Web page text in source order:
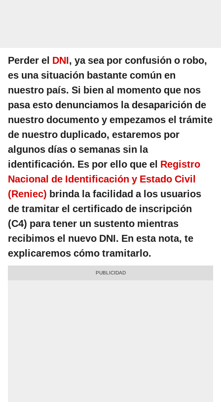
Perder el DNI, ya sea por confusión o robo,
es una situación bastante común en
nuestro país. Si bien al momento que nos
pasa esto denunciamos la desaparición de
nuestro documento y empezamos el trámite
de nuestro duplicado, estaremos por
algunos días o semanas sin la
identificación. Es por ello que el Registro
Nacional de Identificación y Estado Civil
(Reniec) brinda la facilidad a los usuarios
de tramitar el certificado de inscripción
(C4) para tener un sustento mientras
recibimos el nuevo DNI. En esta nota, te
explicaremos cómo tramitarlo.